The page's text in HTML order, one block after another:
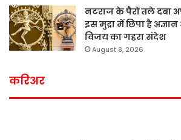
नटराज के पैरों तले दबा
इस मुद्रा में छिपा है
विजय का गहरा संदेश
August 8, 2026
करिअर